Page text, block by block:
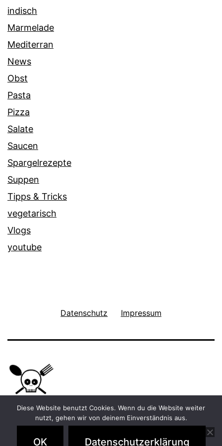
indisch
Marmelade
Mediterran
News
Obst
Pasta
Pizza
Salate
Saucen
Spargelrezepte
Suppen
Tipps & Tricks
vegetarisch
Vlogs
youtube
Datenschutz Impressum
Stolz präsentiert vonWordPress.
Diese Website benutzt Cookies. Wenn du die Website weiter
nutzt, gehen wir von deinem Einverständnis aus.
OK Datenschutzerklärung